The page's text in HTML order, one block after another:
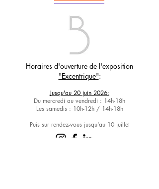
Horaires d'ouverture de l'exposition
"Excentrique":
Jusqu'au 20 juin 2026:
Du mercredi au vendredi : 14h-18h
Les samedis : 10h-12h / 14h-18h
Puis sur rendez-vous jusqu'au 10 juillet